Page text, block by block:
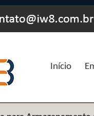
Início